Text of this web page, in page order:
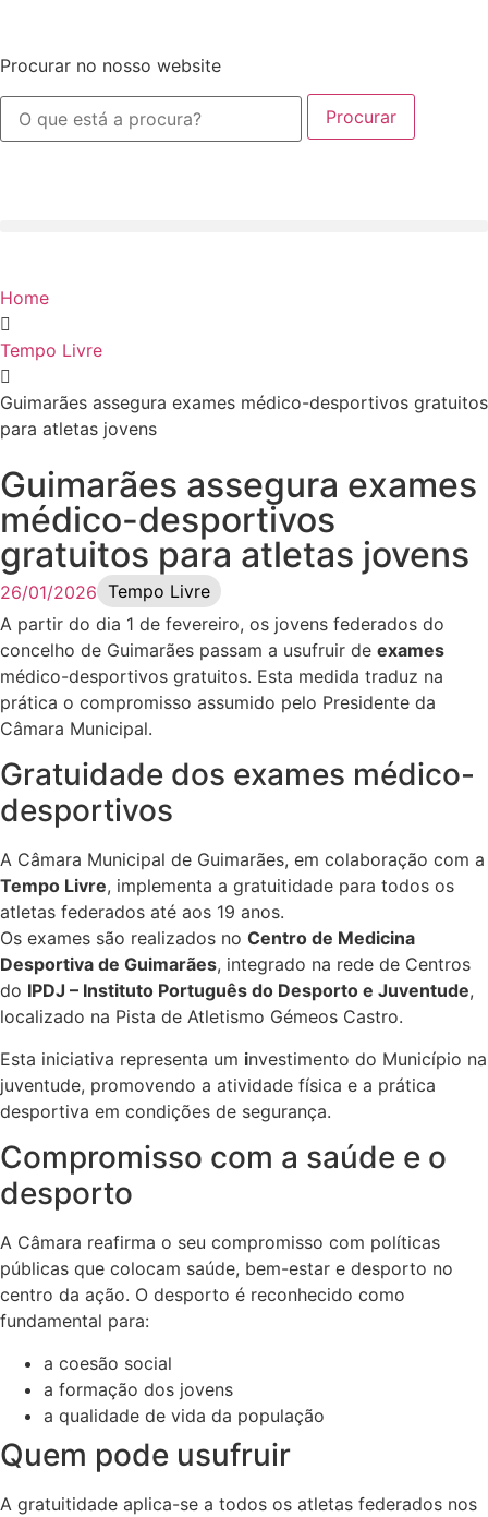
Procurar no nosso website
Procurar
Home
Tempo Livre
Guimarães assegura exames médico-desportivos gratuitos
para atletas jovens
Guimarães assegura exames
médico-desportivos
gratuitos para atletas jovens
26/01/2026 Tempo Livre
A partir do dia 1 de fevereiro, os jovens federados do
concelho de Guimarães passam a usufruir de exames
médico-desportivos gratuitos. Esta medida traduz na
prática o compromisso assumido pelo Presidente da
Câmara Municipal.
Gratuidade dos exames médico-
desportivos
A Câmara Municipal de Guimarães, em colaboração com a
Tempo Livre, implementa a gratuitidade para todos os
atletas federados até aos 19 anos.
Os exames são realizados no Centro de Medicina
Desportiva de Guimarães, integrado na rede de Centros
do IPDJ – Instituto Português do Desporto e Juventude,
localizado na Pista de Atletismo Gémeos Castro.
Esta iniciativa representa um investimento do Município na
juventude, promovendo a atividade física e a prática
desportiva em condições de segurança.
Compromisso com a saúde e o
desporto
A Câmara reafirma o seu compromisso com políticas
públicas que colocam saúde, bem-estar e desporto no
centro da ação. O desporto é reconhecido como
fundamental para:
a coesão social
a formação dos jovens
a qualidade de vida da população
Quem pode usufruir
A gratuitidade aplica-se a todos os atletas federados nos